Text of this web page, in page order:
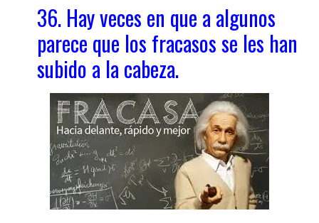
36. Hay veces en que a algunos
parece que los fracasos se les han
subido a la cabeza.